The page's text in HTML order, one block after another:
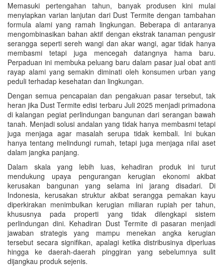
Memasuki pertengahan tahun, banyak produsen kini mulai
menyiapkan varian lanjutan dari Dust Termite dengan tambahan
formula alami yang ramah lingkungan. Beberapa di antaranya
mengombinasikan bahan aktif dengan ekstrak tanaman pengusir
serangga seperti sereh wangi dan akar wangi, agar tidak hanya
membasmi tetapi juga mencegah datangnya hama baru.
Perpaduan ini membuka peluang baru dalam pasar jual obat anti
rayap alami yang semakin diminati oleh konsumen urban yang
peduli terhadap kesehatan dan lingkungan.
Dengan semua pencapaian dan pengakuan pasar tersebut, tak
heran jika Dust Termite edisi terbaru Juli 2025 menjadi primadona
di kalangan pegiat perlindungan bangunan dari serangan bawah
tanah. Menjadi solusi andalan yang tidak hanya membasmi tetapi
juga menjaga agar masalah serupa tidak kembali. Ini bukan
hanya tentang melindungi rumah, tetapi juga menjaga nilai aset
dalam jangka panjang.
Dalam skala yang lebih luas, kehadiran produk ini turut
mendukung upaya pengurangan kerugian ekonomi akibat
kerusakan bangunan yang selama ini jarang disadari. Di
Indonesia, kerusakan struktur akibat serangga pemakan kayu
diperkirakan menimbulkan kerugian miliaran rupiah per tahun,
khususnya pada properti yang tidak dilengkapi sistem
perlindungan dini. Kehadiran Dust Termite di pasaran menjadi
jawaban strategis yang mampu menekan angka kerugian
tersebut secara signifikan, apalagi ketika distribusinya diperluas
hingga ke daerah-daerah pinggiran yang sebelumnya sulit
dijangkau produk sejenis.